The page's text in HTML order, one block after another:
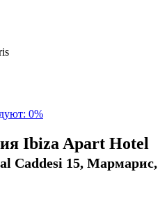
0%
Ibiza Apart Hotel
Caddesi 15, Мармарис,